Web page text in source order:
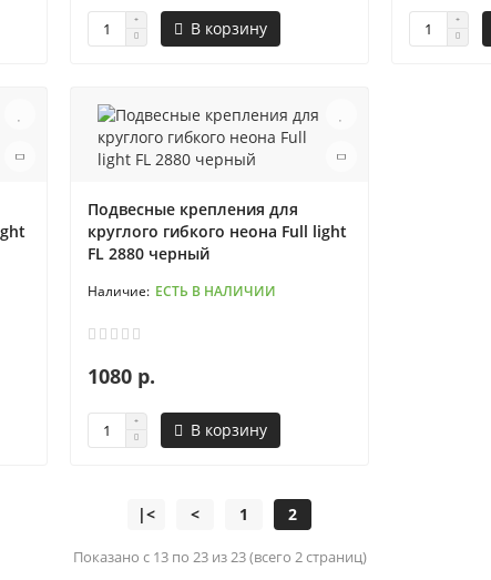
В корзину
Подвесные крепления для
круглого гибкого неона Full light
FL 2880 черный
ЕСТЬ В НАЛИЧИИ
1080 р.
В корзину
|< < 1 2
Показано с 13 по 23 из 23 (всего 2 страниц)